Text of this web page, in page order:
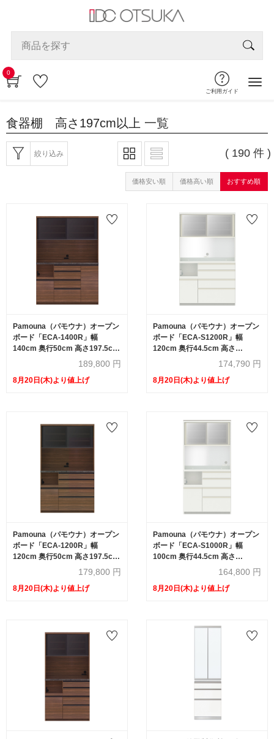
0
ご利用ガイド
食器棚 高さ197cm以上 一覧
絞り込み ( 190 件 )
価格安い順 価格高い順 おすすめ順
Pamouna（パモウナ）オープン
ボード「ECA-1400R」幅
140cm 奥行50cm 高さ197.5cm
スライドドア ハイカウンター 全
189,800 円
8月20日(木)より値上げ
Pamouna（パモウナ）オープン
ボード「ECA-S1200R」幅
120cm 奥行44.5cm 高さ
197.5cm スライドドア ハイカウ
174,790 円
8月20日(木)より値上げ
Pamouna（パモウナ）オープン
ボード「ECA-1200R」幅
120cm 奥行50cm 高さ197.5cm
スライドドア ハイカウンター 全
179,800 円
8月20日(木)より値上げ
Pamouna（パモウナ）オープン
ボード「ECA-S1000R」幅
100cm 奥行44.5cm 高さ
197.5cm スライドドア ハイカウ
164,800 円
8月20日(木)より値上げ